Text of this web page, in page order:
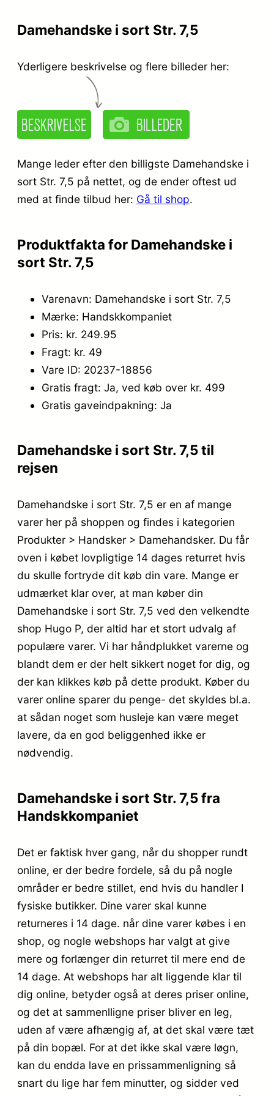
v
k
.
9
9
9
5
.
k
2
9
,
5
Damehandske i sort Str. 7,5
Yderligere beskrivelse og flere billeder her:
Mange leder efter den billigste Damehandske i
sort Str. 7,5 på nettet, og de ender oftest ud
med at finde tilbud her: Gå til shop.
Produktfakta for Damehandske i
sort Str. 7,5
Varenavn: Damehandske i sort Str. 7,5
Mærke: Handskkompaniet
Pris: kr. 249.95
Fragt: kr. 49
Vare ID: 20237-18856
Gratis fragt: Ja, ved køb over kr. 499
Gratis gaveindpakning: Ja
Damehandske i sort Str. 7,5 til
rejsen
Damehandske i sort Str. 7,5 er en af mange
varer her på shoppen og findes i kategorien
Produkter > Handsker > Damehandsker. Du får
oven i købet lovpligtige 14 dages returret hvis
du skulle fortryde dit køb din vare. Mange er
udmærket klar over, at man køber din
Damehandske i sort Str. 7,5 ved den velkendte
shop Hugo P, der altid har et stort udvalg af
populære varer. Vi har håndplukket varerne og
blandt dem er der helt sikkert noget for dig, og
der kan klikkes køb på dette produkt. Køber du
varer online sparer du penge- det skyldes bl.a.
at sådan noget som husleje kan være meget
lavere, da en god beliggenhed ikke er
nødvendig.
Damehandske i sort Str. 7,5 fra
Handskkompaniet
Det er faktisk hver gang, når du shopper rundt
online, er der bedre fordele, så du på nogle
områder er bedre stillet, end hvis du handler I
fysiske butikker. Dine varer skal kunne
returneres i 14 dage. når dine varer købes i en
shop, og nogle webshops har valgt at give
mere og forlænger din returret til mere end de
14 dage. At webshops har alt liggende klar til
dig online, betyder også at deres priser online,
og det at sammenlligne priser bliver en leg,
uden af være afhængig af, at det skal være tæt
på din bopæl. For at det ikke skal være løgn,
kan du endda lave en prissammenligning så
snart du lige har fem minutter, og sidder ved